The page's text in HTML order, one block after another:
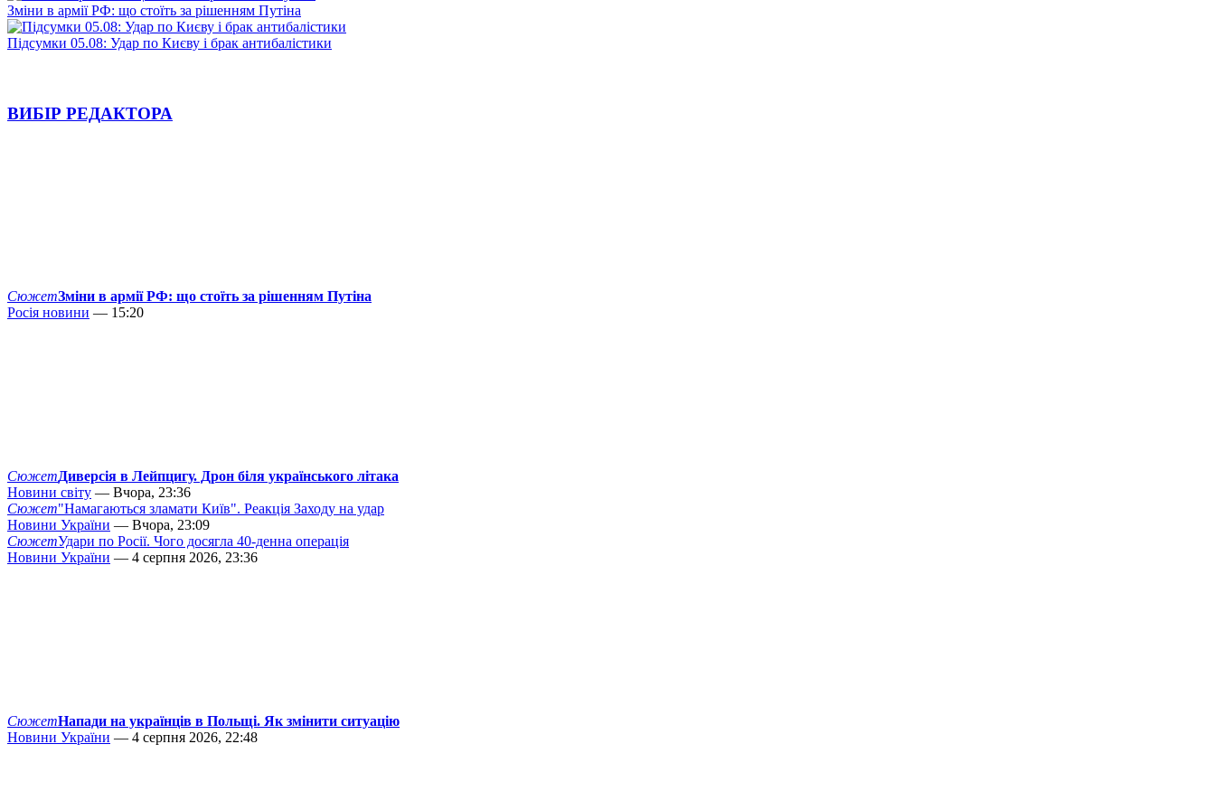
Зміни в армії РФ: що стоїть за рішенням Путіна
Підсумки 05.08: Удар по Києву і брак антибалістики
ВИБІР РЕДАКТОРА
СюжетЗміни в армії РФ: що стоїть за рішенням Путіна
Росія новини — 15:20
СюжетДиверсія в Лейпцигу. Дрон біля українського літака
Новини світу — Вчора, 23:36
Сюжет"Намагаються зламати Київ". Реакція Заходу на удар
Новини України — Вчора, 23:09
СюжетУдари по Росії. Чого досягла 40-денна операція
Новини України — 4 серпня 2026, 23:36
СюжетНапади на українців в Польщі. Як змінити ситуацію
Новини України — 4 серпня 2026, 22:48